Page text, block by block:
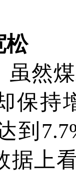
煤
保持
到
据上